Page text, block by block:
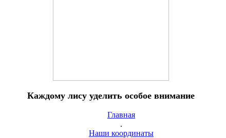
Каждому лису уделить особое внимание
Главная
.
Наши координаты